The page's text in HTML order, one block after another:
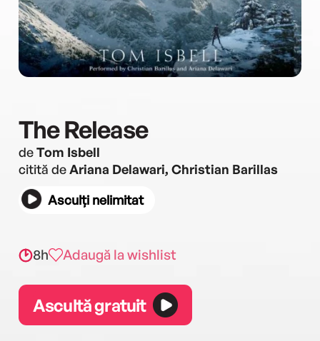
The Release
deTom Isbell
citită deAriana Delawari, Christian Barillas
Asculți nelimitat
8h Adaugă la wishlist
Ascultă gratuit